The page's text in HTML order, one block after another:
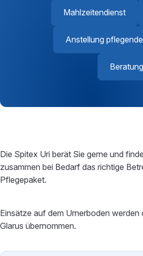
Mahlzeitendienst
Anstellung
Beratung
Die Spitex Uri berät Sie gerne und
zusammen bei Bedarf das richtige
Pflegepaket.
Einsätze auf dem Urnerboden werden
Glarus übernommen.